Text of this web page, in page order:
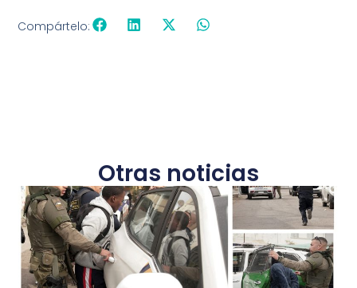
Compártelo:
Otras noticias